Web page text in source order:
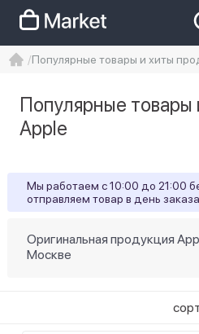
Iphone 14 pro max
айфон
Популярные товары и хиты
Популярные
Apple
Мы работаем с 10:00 до 21:00
отправляем товар в день
Оригинальная продукция
Москве